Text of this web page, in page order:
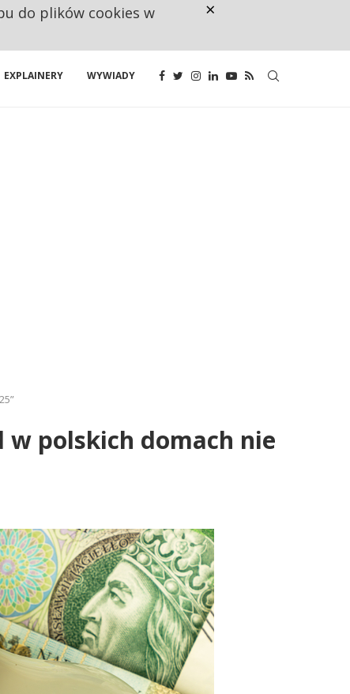
EXPLAINERY WYWIADY
w polskich domach nie
do plików cookies w
×